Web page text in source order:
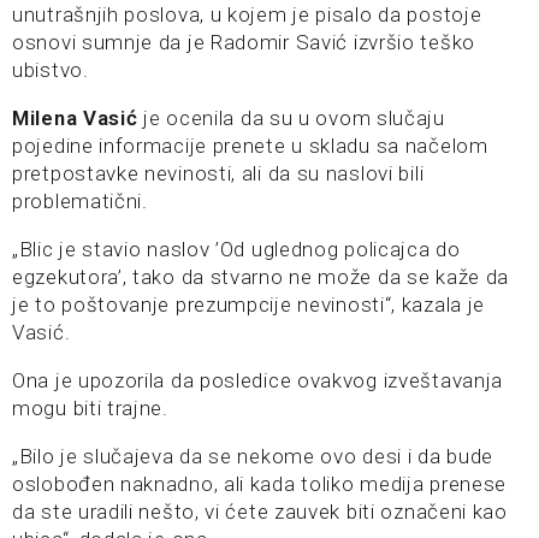
unutrašnjih poslova, u kojem je pisalo da postoje
osnovi sumnje da je Radomir Savić izvršio teško
ubistvo.
Milena Vasić je ocenila da su u ovom slučaju
pojedine informacije prenete u skladu sa načelom
pretpostavke nevinosti, ali da su naslovi bili
problematični.
„Blic je stavio naslov ’Od uglednog policajca do
egzekutora’, tako da stvarno ne može da se kaže da
je to poštovanje prezumpcije nevinosti“, kazala je
Vasić.
Ona je upozorila da posledice ovakvog izveštavanja
mogu biti trajne.
„Bilo je slučajeva da se nekome ovo desi i da bude
oslobođen naknadno, ali kada toliko medija prenese
da ste uradili nešto, vi ćete zauvek biti označeni kao